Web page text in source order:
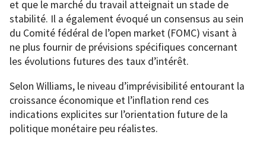
et que le marché du travail atteignait un stade de
stabilité. Il a également évoqué un consensus au sein
du Comité fédéral de l’open market (FOMC) visant à
ne plus fournir de prévisions spécifiques concernant
les évolutions futures des taux d’intérêt.
Selon Williams, le niveau d’imprévisibilité entourant la
croissance économique et l’inflation rend ces
indications explicites sur l’orientation future de la
politique monétaire peu réalistes.